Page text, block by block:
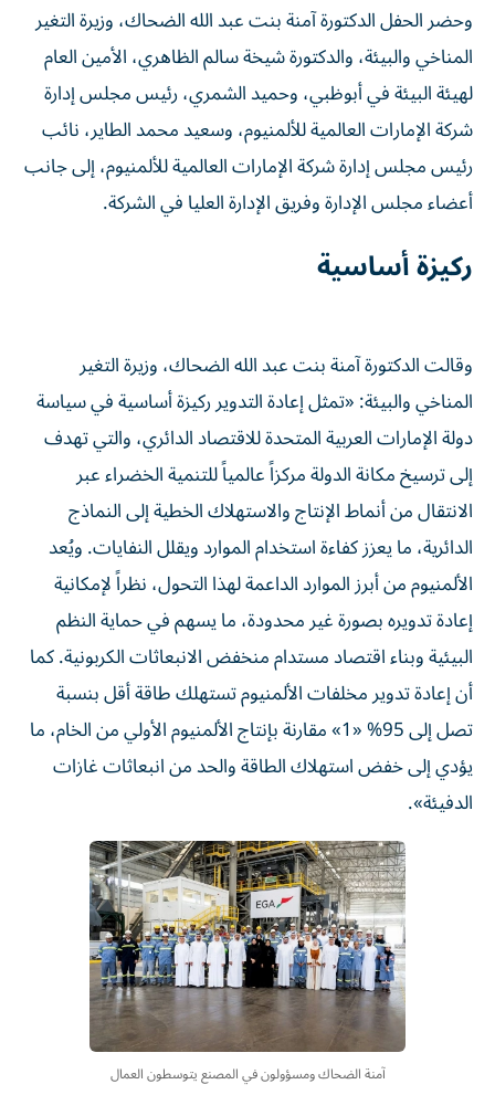
وحضر الحفل الدكتورة آمنة بنت عبد الله الضحاك، وزيرة التغير
المناخي والبيئة، والدكتورة شيخة سالم الظاهري، الأمين العام
لهيئة البيئة في أبوظبي، وحميد الشمري، رئيس مجلس إدارة
شركة الإمارات العالمية للألمنيوم، وسعيد محمد الطاير، نائب
رئيس مجلس إدارة شركة الإمارات العالمية للألمنيوم، إلى جانب
أعضاء مجلس الإدارة وفريق الإدارة العليا في الشركة.
ركيزة أساسية
وقالت الدكتورة آمنة بنت عبد الله الضحاك، وزيرة التغير
المناخي والبيئة: «تمثل إعادة التدوير ركيزة أساسية في سياسة
دولة الإمارات العربية المتحدة للاقتصاد الدائري، والتي تهدف
إلى ترسيخ مكانة الدولة مركزاً عالمياً للتنمية الخضراء عبر
الانتقال من أنماط الإنتاج والاستهلاك الخطية إلى النماذج
الدائرية، ما يعزز كفاءة استخدام الموارد ويقلل النفايات. ويُعد
الألمنيوم من أبرز الموارد الداعمة لهذا التحول، نظراً لإمكانية
إعادة تدويره بصورة غير محدودة، ما يسهم في حماية النظم
البيئية وبناء اقتصاد مستدام منخفض الانبعاثات الكربونية. كما
أن إعادة تدوير مخلفات الألمنيوم تستهلك طاقة أقل بنسبة
تصل إلى 95% «1» مقارنة بإنتاج الألمنيوم الأولي من الخام، ما
يؤدي إلى خفض استهلاك الطاقة والحد من انبعاثات غازات
الدفيئة».
آمنة الضحاك ومسؤولون في المصنع يتوسطون العمال